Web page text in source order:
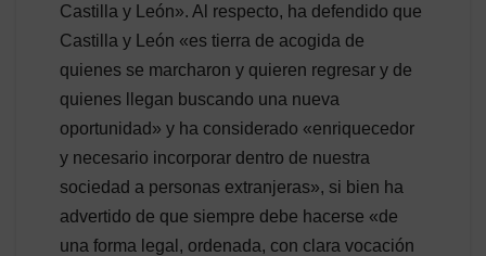
Castilla y León». Al respecto, ha defendido que
Castilla y León «es tierra de acogida de
quienes se marcharon y quieren regresar y de
quienes llegan buscando una nueva
oportunidad» y ha considerado «enriquecedor
y necesario incorporar dentro de nuestra
sociedad a personas extranjeras», si bien ha
advertido de que siempre debe hacerse «de
una forma legal, ordenada, con clara vocación